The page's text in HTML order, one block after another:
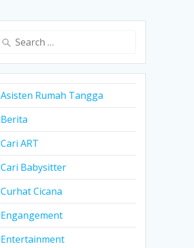
Search
Asisten Rumah Tangga
Berita
Cari ART
Cari Babysitter
Curhat Cicana
Engangement
Entertainment